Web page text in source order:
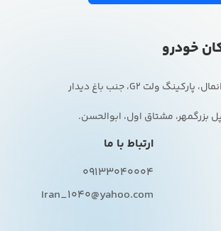
خودرو
بزرگمهر، مشتاق اول، ابوالحسن.
ارتباط با ما
09133040004
Iran_1040@yahoo.com